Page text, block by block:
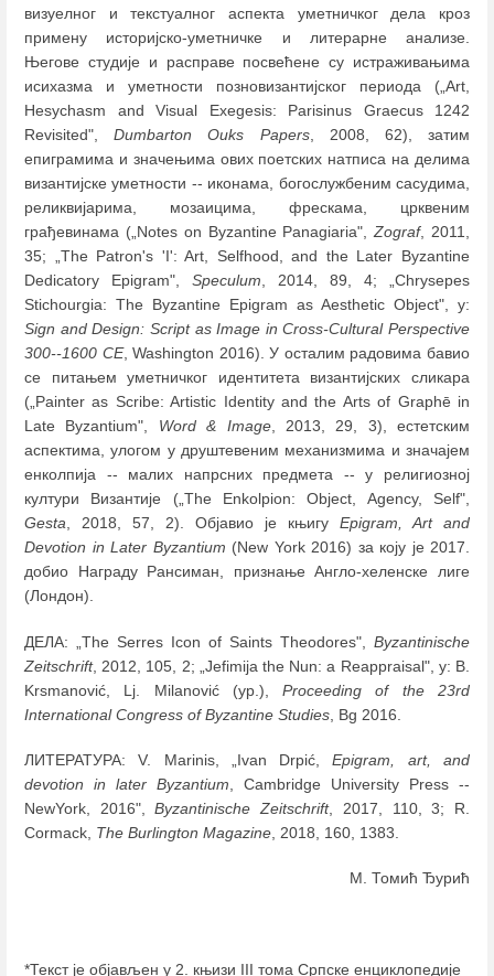
визуелног и текстуалног аспекта уметничког дела кроз
примену историјско-уметничке и литерарне анализе.
Његове студије и расправе посвећене су истраживањима
исихазма и уметности позновизантијског периода („Art,
Hesychasm and Visual Exegesis: Parisinus Graecus 1242
Revisited",Dumbarton Ouks Papers, 2008, 62), затим
епиграмима и значењима ових поетских натписа на делима
византијске уметности -- иконама, богослужбеним сасудима,
реликвијарима, мозаицима, фрескама, црквеним
грађевинама („Notes on Byzantine Panagiaria",Zograf, 2011,
35; „The Patron's 'I': Art, Selfhood, and the Later Byzantine
Dedicatory Epigram", Speculum, 2014, 89, 4; „Chrysepes
Stichourgia: The Byzantine Epigram as Aesthetic Object", у:
Sign and Design: Script as Image in Cross-Cultural Perspective
300--1600 CE, Washington 2016). У осталим радовима бавио
се питањем уметничког идентитета византијских сликара
(„Painter as Scribe: Artistic Identity and the Arts of Graphē in
Late Byzantium", Word & Image, 2013, 29, 3), естетским
аспектима, улогом у друштевеним механизмима и значајем
енколпија -- малих напрсних предмета -- у религиозној
култури Византије („The Enkolpion: Object, Agency, Self",
Gesta, 2018, 57, 2). Објавио је књигу Epigram, Art and
Devotion in Later Byzantium (New York 2016) за коју је 2017.
добио Награду Рансиман, признање Англо-хеленске лиге
(Лондон).
ДЕЛА: „The Serres Icon of Saints Theodores", Byzantinische
Zeitschrift, 2012, 105, 2; „Jefimija the Nun: a Reappraisal", у: B.
Krsmanović, Lj. Milanović (ур.),Proceeding of the 23rd
International Congress of Byzantine Studies , Bg 2016.
ЛИТЕРАТУРА: V. Marinis, „Ivan Drpić,Epigram, art, and
devotion in later Byzantium , Cambridge University Press --
NewYork, 2016",Byzantinische Zeitschrift, 2017, 110, 3; R.
Cormack, The Burlington Magazine , 2018, 160, 1383.
М. Томић Ђурић
*Текст је објављен у 2. књизи III тома Српске енциклопедије